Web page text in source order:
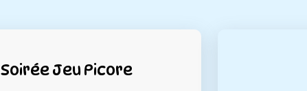
Soirée Jeu Picore